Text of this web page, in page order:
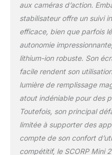
aux caméras d’action.
stabilisateur offre un suivi
efficace, bien que parfois
autonomie
lithium-ion robuste. Son
facile rendent son
lumière de remplissage
atout indéniable pour des
Toutefois, son principal
limitée à supporter des
compte de son confort
compétitif, le SCORP Mini